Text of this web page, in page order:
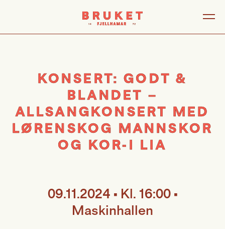
KONSERT: GODT &
BLANDET –
ALLSANGKONSERT MED
LØRENSKOG MANNSKOR
OG KOR-I LIA
09.11.2024 • Kl. 16:00 •
Maskinhallen